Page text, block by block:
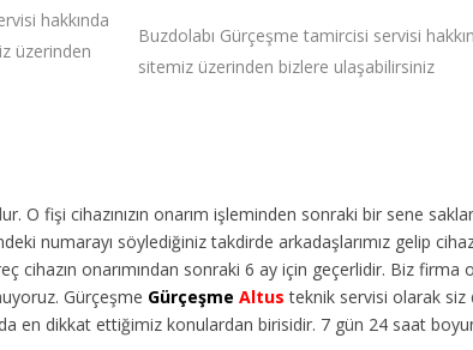
hakkında
üzerinden
Buzdolabı Gürçeşme tamircisi servisi
sitemiz üzerinden bizlere ulaşabilirsiniz
O fişi cihazınızın onarım işleminden sonraki bir sene
numarayı söylediğiniz takdirde arkadaşlarımız gelip
cihazın onarımından sonraki 6 ay için geçerlidir. Biz firma
Gürçeşme Gürçeşme Altus teknik servisi olarak
en dikkat ettiğimiz konulardan birisidir. 7 gün 24 saat